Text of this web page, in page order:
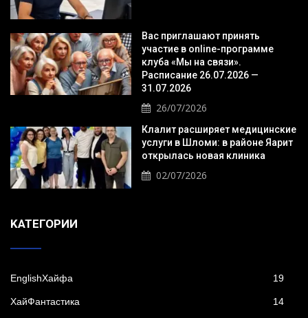
Вас приглашают принять
участие в online-программе
клуба «Мы на связи».
Расписание 26.07.2026 —
31.07.2026
26/07/2026
Клалит расширяет медицинские
услуги в Шломи: в районе Яарит
открылась новая клиника
02/07/2026
KАТЕГОРИИ
EnglishХайфа 19
XайФантастика 14